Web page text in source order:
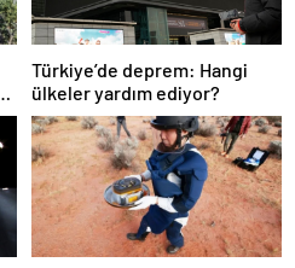
Türkiye’de deprem: Hangi
ülkeler yardım ediyor?